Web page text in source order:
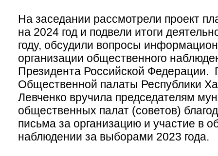
На заседании рассмотрели проект
на 2024 год и подвели итоги
году, обсудили вопросы
организации общественного
Президента Российской Федерации.
Общественной палаты Республики
Левченко вручила председателям
общественных палат (советов)
письма за организацию и участие в
наблюдении за выборами 2023 года.